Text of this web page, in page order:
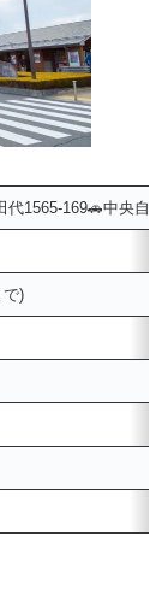
代1565-169🚗中央自
で)